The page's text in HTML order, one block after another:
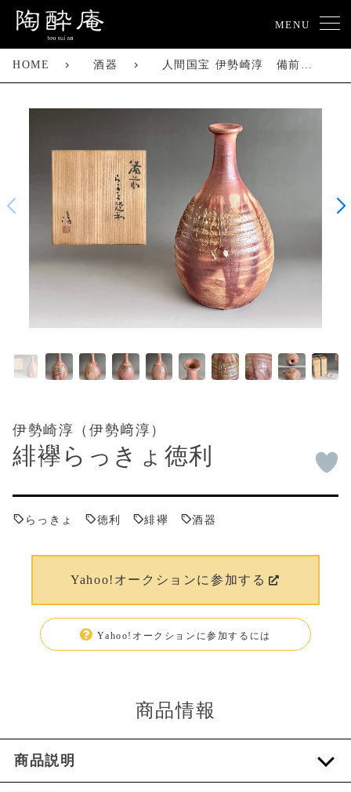
MENU
HOME 酒器 人間国宝 伊勢崎淳 備前 緋襷 らっきょ徳利 高さ26.5㎝ 酒器
伊勢崎淳（伊勢﨑淳）
緋襷らっきょ徳利
らっきょ 徳利 緋襷 酒器
Yahoo!オークションに参加する
Yahoo!オークションに参加するには
商品情報
商品説明